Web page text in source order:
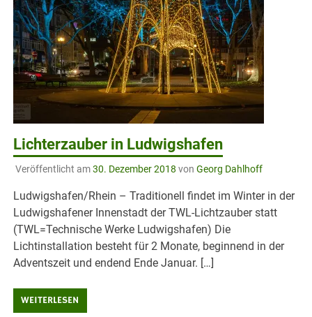
Lichterzauber in Ludwigshafen
Veröffentlicht am30. Dezember 2018 von Georg Dahlhoff
Ludwigshafen/Rhein – Traditionell findet im Winter in der
Ludwigshafener Innenstadt der TWL-Lichtzauber statt
(TWL=Technische Werke Ludwigshafen) Die
Lichtinstallation besteht für 2 Monate, beginnend in der
Adventszeit und endend Ende Januar. […]
WEITERLESEN